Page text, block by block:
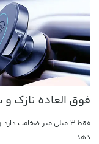
فوق العاده نازک
فقط 3 میلی متر ضخامت
دهد.